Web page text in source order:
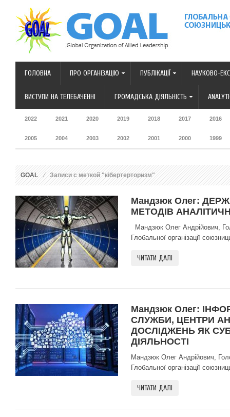
ГОЛОВНА ПРО ОРГАНІЗАЦІЮ ПУБЛІКАЦІЇ НАУКОВО-
ВИСТУПИ НА ТЕЛЕБАЧЕННІ ГРОМАДСЬКА ДІЯЛЬНІСТЬ
2022 2021 2020 2019 2018 2017 2016
2005 2004 2003 2002 2001 2000 1999
GOAL Записи с меткой "кібертерторизм"
Мандзюк Олег:
МЕТОДІВ
Мандзюк Олег Андрійович,
Глобальної організації
ЧИТАТИ ДАЛІ
Мандзюк Олег:
СЛУЖБИ, ЦЕНТРИ
ДОСЛІДЖЕНЬ ЯК
ДІЯЛЬНОСТІ
Мандзюк Олег Андрійович,
Глобальної організації
ЧИТАТИ ДАЛІ